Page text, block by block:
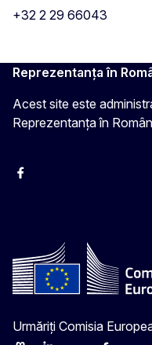
+32 2 29 66043
Reprezentanța în
Acest site este
Reprezentanța în
Facebook
Urmăriți Comisia